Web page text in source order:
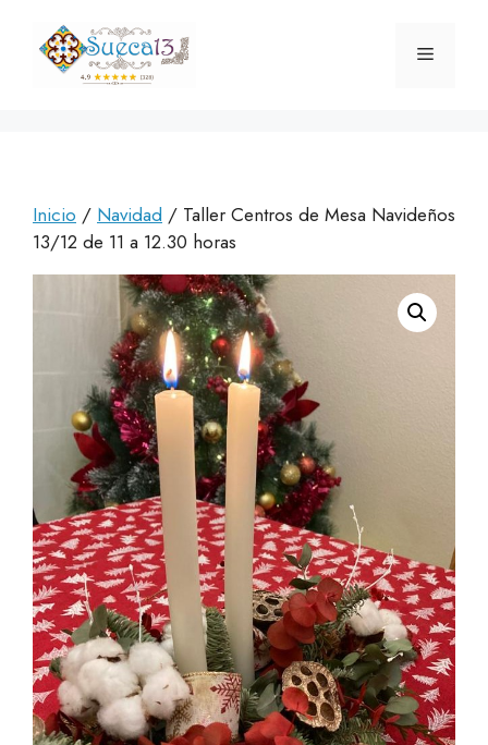
contenido
Menú
Inicio / Navidad / Taller Centros de Mesa Navideños
13/12 de 11 a 12.30 horas